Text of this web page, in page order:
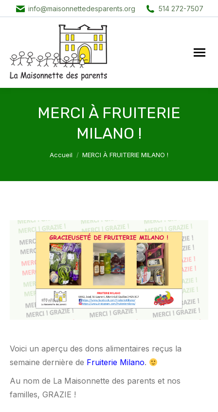
info@maisonnettedesparents.org 514 272-7507
MERCI À FRUITERIE
MILANO !
Vous êtes ici :
Accueil MERCI À FRUITERIE MILANO !
Voici un aperçu des dons alimentaires reçus la
semaine dernière de Fruiterie Milano.
Au nom de La Maisonnette des parents et nos
familles, GRAZIE !